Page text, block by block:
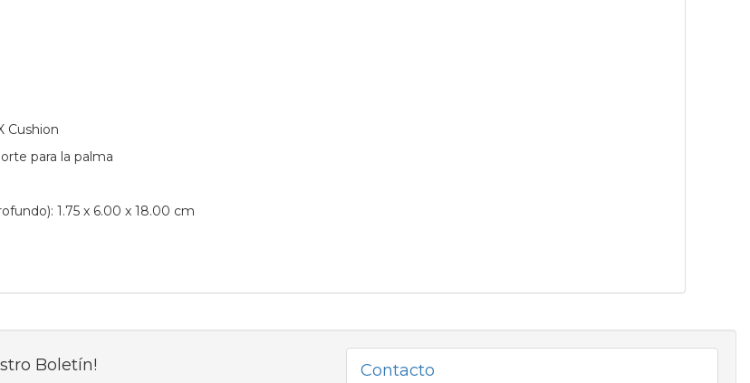
Cushion
para la palma
1.75 x 6.00 x 18.00 cm
Boletín! Contacto